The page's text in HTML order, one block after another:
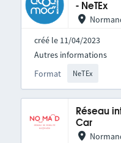
- NeTEx
créé le 11/04/2023
Format NeTEx
Autres informations
Réseau
Car